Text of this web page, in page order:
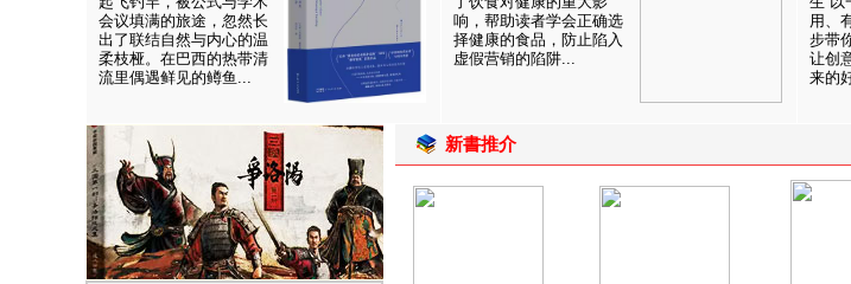
会议填满的旅途，忽然长
出了联结自然与内心的温
柔枝桠。在巴西的热带清
流里偶遇鲜见的鳟鱼...
响，帮助读者学会正确选
择健康的食品，防止陷入
虚假营销的陷阱...
用、
步带
让创
来的
新書推介